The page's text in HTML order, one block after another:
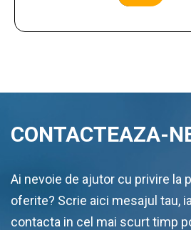
CONTACTEAZA-
Ai nevoie de ajutor cu privire la
oferite? Scrie aici mesajul tau,
contacta in cel mai scurt timp